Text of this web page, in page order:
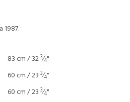
1987.
83 cm / 323⁄4"
60 cm / 23 3⁄4"
60 cm / 23 3⁄4"